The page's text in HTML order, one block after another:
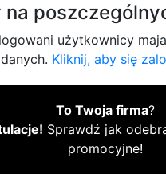
na
użytkownicy
danych. Kliknij, aby się
To Twoja firma?
Sprawdź jak
promocyjne!